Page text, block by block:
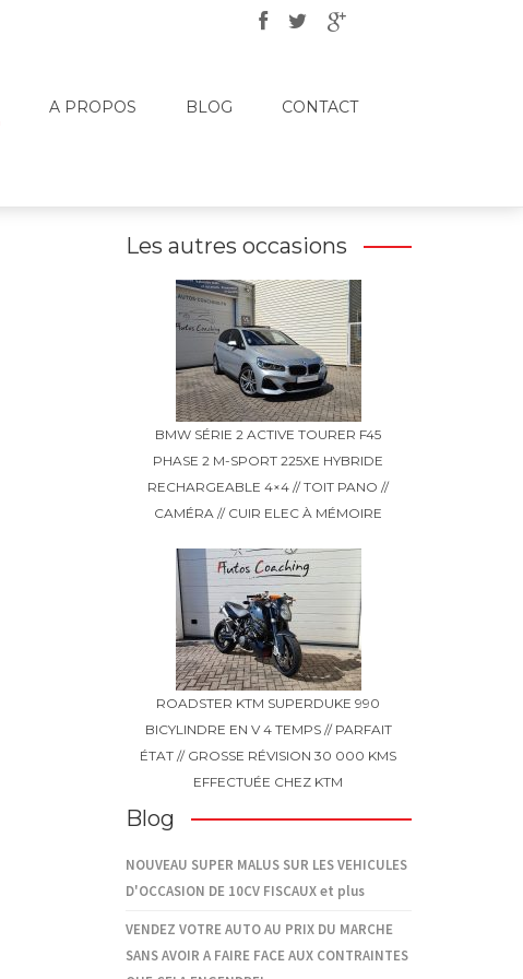
A PROPOS BLOG CONTACT
Les autres occasions
BMW SÉRIE 2 ACTIVE TOURER F45
PHASE 2 M-SPORT 225XE HYBRIDE
RECHARGEABLE 4×4 // TOIT PANO //
CAMÉRA // CUIR ELEC À MÉMOIRE
ROADSTER KTM SUPERDUKE 990
BICYLINDRE EN V 4 TEMPS // PARFAIT
ÉTAT // GROSSE RÉVISION 30 000 KMS
EFFECTUÉE CHEZ KTM
Blog
NOUVEAU SUPER MALUS SUR LES VEHICULES
D'OCCASION DE 10CV FISCAUX et plus
VENDEZ VOTRE AUTO AU PRIX DU MARCHE
SANS AVOIR A FAIRE FACE AUX CONTRAINTES